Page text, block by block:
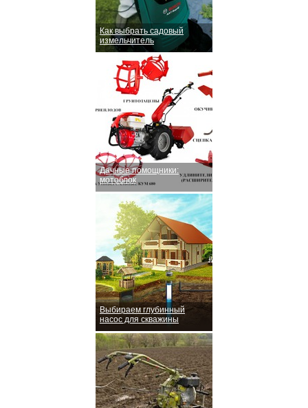
Как выбрать садовый
измельчитель
Дачные помощники:
мотоблок
Выбираем глубинный
насос для скважины